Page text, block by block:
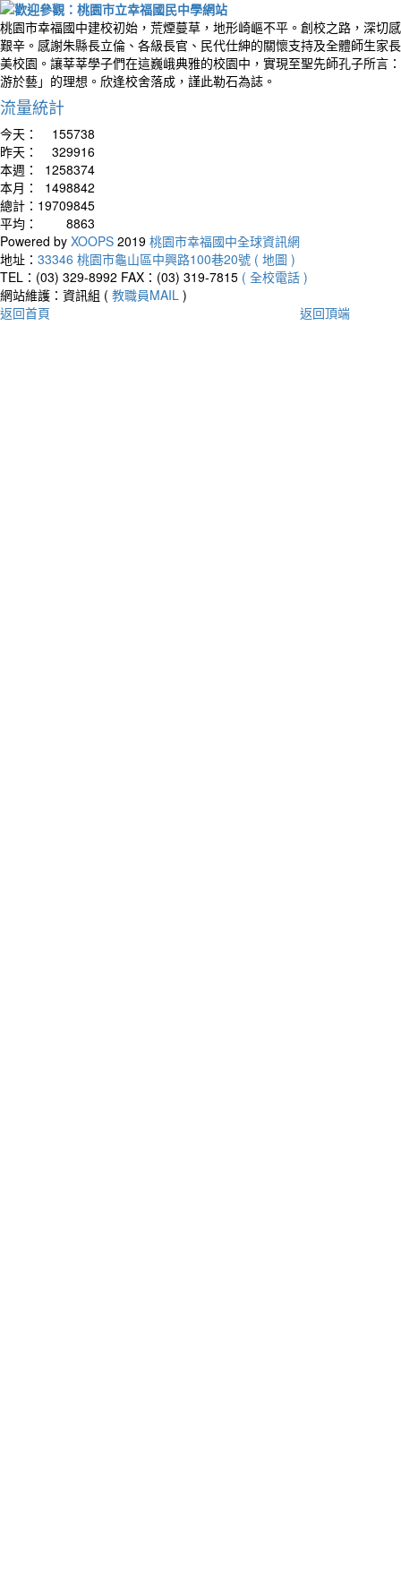
桃園市幸福國中建校初始，荒煙蔓草，地形崎嶇不平。創校之路，深切
艱辛。感謝朱縣長立倫、各級長官、民代仕紳的關懷支持及全體師生家
美校園。讓莘莘學子們在這巍峨典雅的校園中，實現至聖先師孔子所言
游於藝」的理想。欣逢校舍落成，謹此勒石為誌。
流量統計
今天：
155738
昨天：
329916
本週：
1258374
本月：
1498842
總計： 19709845
平均：
8863
Powered by XOOPS 2019 桃園市幸福國中全球資訊網
地址： 33346 桃園市龜山區中興路100巷20號 ( 地圖 )
TEL：(03) 329-8992 FAX：(03) 319-7815 ( 全校電話 )
網站維護：資訊組 ( 教職員MAIL )
返回首頁
返回頂端